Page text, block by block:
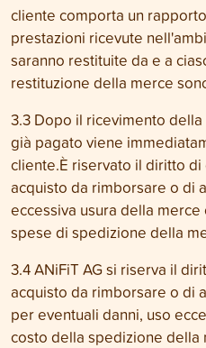
cliente comporta un
prestazioni ricevute
saranno restituite da e a
restituzione della merce
3.3 Dopo il ricevimento
già pagato viene
cliente.È riservato il diritto
acquisto da rimborsare o di
eccessiva usura della
spese di spedizione della
3.4 ANiFiT AG si riserva il
acquisto da rimborsare o di
per eventuali danni, uso
costo della spedizione della